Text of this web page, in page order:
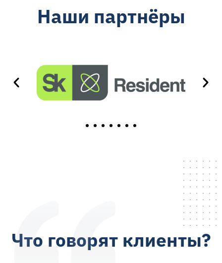
Наши партнёры
Что говорят клиенты?